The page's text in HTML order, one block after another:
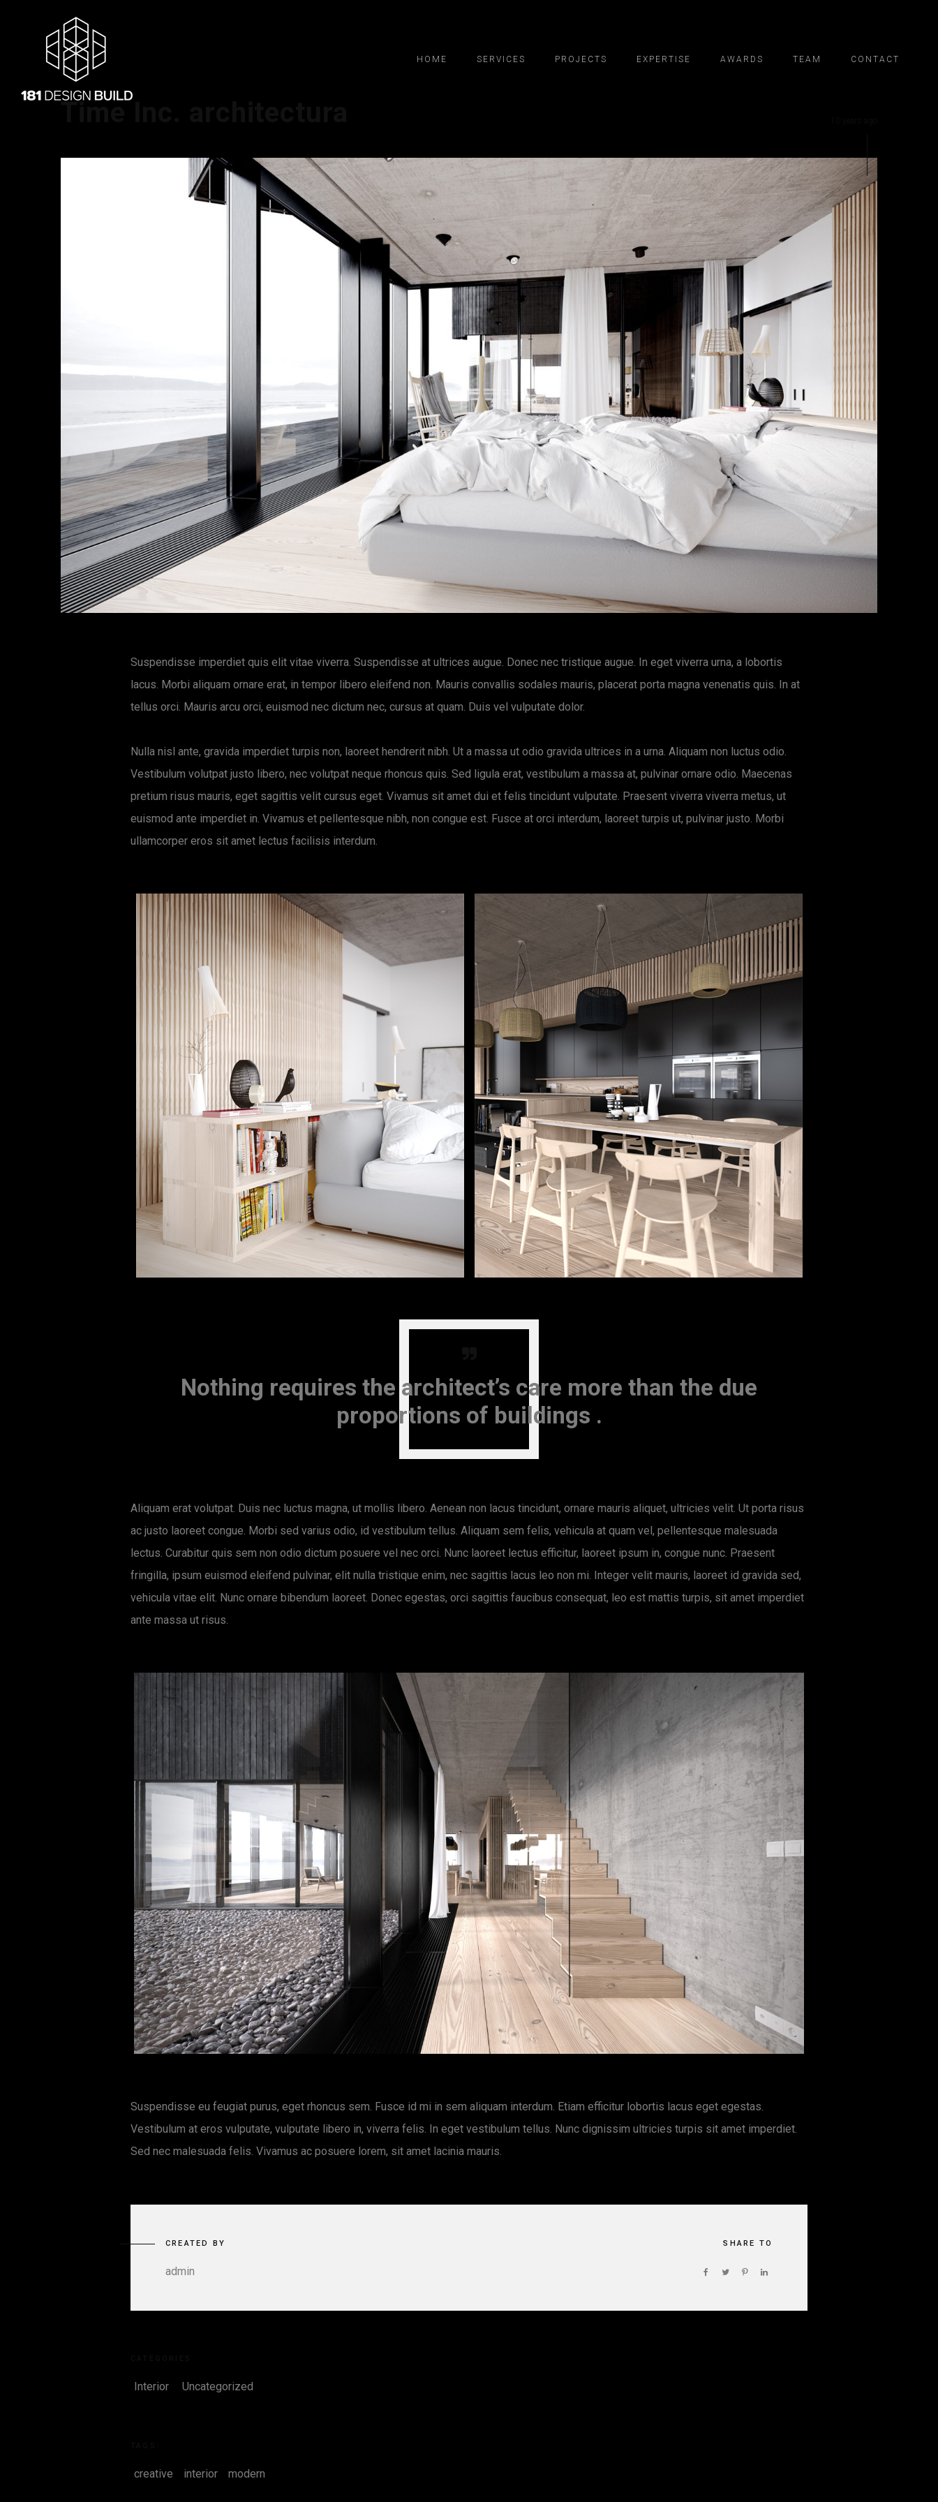
HOME SERVICES PROJECTS EXPERTISE AWARDS TEAM CONTACT
Suspendisse imperdiet quis elit vitae viverra. Suspendisse at ultrices augue. Donec nec tristique augue. In eget viverra urna, a lobortis
lacus. Morbi aliquam ornare erat, in tempor libero eleifend non. Mauris convallis sodales mauris, placerat porta magna venenatis quis. In at
tellus orci. Mauris arcu orci, euismod nec dictum nec, cursus at quam. Duis vel vulputate dolor.
Nulla nisl ante, gravida imperdiet turpis non, laoreet hendrerit nibh. Ut a massa ut odio gravida ultrices in a urna. Aliquam non luctus odio.
Vestibulum volutpat justo libero, nec volutpat neque rhoncus quis. Sed ligula erat, vestibulum a massa at, pulvinar ornare odio. Maecenas
pretium risus mauris, eget sagittis velit cursus eget. Vivamus sit amet dui et felis tincidunt vulputate. Praesent viverra viverra metus, ut
euismod ante imperdiet in. Vivamus et pellentesque nibh, non congue est. Fusce at orci interdum, laoreet turpis ut, pulvinar justo. Morbi
ullamcorper eros sit amet lectus facilisis interdum.
Nothing requires the architect’s care more than the due
proportions of buildings .
Aliquam erat volutpat. Duis nec luctus magna, ut mollis libero. Aenean non lacus tincidunt, ornare mauris aliquet, ultricies velit. Ut porta risus
ac justo laoreet congue. Morbi sed varius odio, id vestibulum tellus. Aliquam sem felis, vehicula at quam vel, pellentesque malesuada
lectus. Curabitur quis sem non odio dictum posuere vel nec orci. Nunc laoreet lectus efficitur, laoreet ipsum in, congue nunc. Praesent
fringilla, ipsum euismod eleifend pulvinar, elit nulla tristique enim, nec sagittis lacus leo non mi. Integer velit mauris, laoreet id gravida sed,
vehicula vitae elit. Nunc ornare bibendum laoreet. Donec egestas, orci sagittis faucibus consequat, leo est mattis turpis, sit amet imperdiet
ante massa ut risus.
Suspendisse eu feugiat purus, eget rhoncus sem. Fusce id mi in sem aliquam interdum. Etiam efficitur lobortis lacus eget egestas.
Vestibulum at eros vulputate, vulputate libero in, viverra felis. In eget vestibulum tellus. Nunc dignissim ultricies turpis sit amet imperdiet.
Sed nec malesuada felis. Vivamus ac posuere lorem, sit amet lacinia mauris.
CREATED BY
admin
SHARE TO
Interior Uncategorized
creative interior modern